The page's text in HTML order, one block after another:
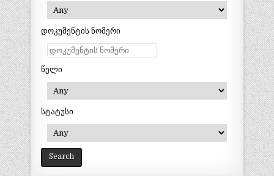
დოკუმენტის ნომერი
წელი
სტატუსი